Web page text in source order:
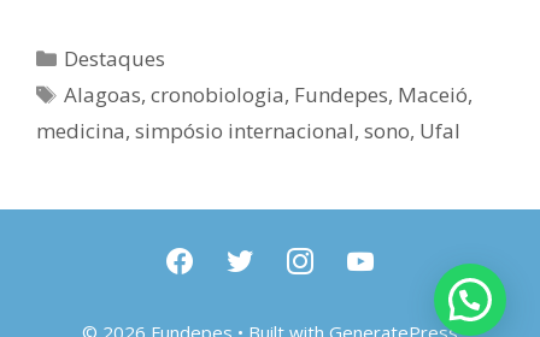
Categorias
Destaques
Tags
Alagoas,cronobiologia, Fundepes, Maceió,
medicina, simpósio internacional, sono, Ufal
facebooktwitter instagramyoutube
© 2026 Fundepes • Built with GeneratePress